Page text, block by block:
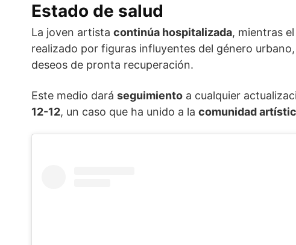
Estado de salud
La joven artista continúa hospitalizada, mientras
realizado por figuras influyentes del género
deseos de pronta recuperación.
Este medio dará seguimiento a cualquier
12-12, un caso que ha unido a la comunidad